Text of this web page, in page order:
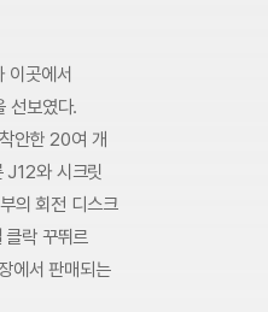
이곳에서
선보였다.
안한 20여 개
J12와 시크릿
의 회전 디스크
락 꾸뛰르
에서 판매되는